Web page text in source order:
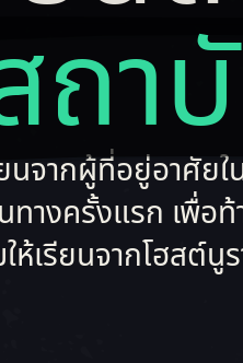
ถา
ยนจากผู้ที่อยู่อาศั
างครั้งแรก เพื่
ห้เรียนจากโฮสต์